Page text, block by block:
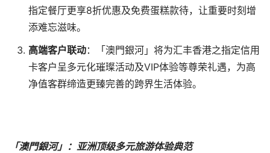
指定餐厅更享8折优惠及免费蛋糕款待，让重要时刻增
添难忘滋味。
高端客户联动：「澳門銀河」将为汇丰香港之指定信用
卡客户呈多元化璀璨活动及VIP体验等尊荣礼遇，为高
净值客群缔造更臻完善的跨界生活体验。
「澳門銀河」：亚洲顶级多元旅游体验典范